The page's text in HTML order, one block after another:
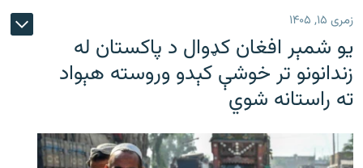
زمری ۱۵, ۱۴۰۵
یو شمېر افغان کډوال د پاکستان له
زندانونو تر خوشې کېدو وروسته هېواد
ته راستانه شوي